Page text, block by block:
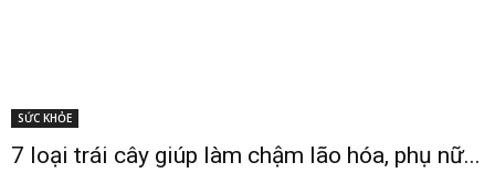
SỨC KHỎE
7 loại trái cây giúp làm chậm lão hóa, phụ nữ...